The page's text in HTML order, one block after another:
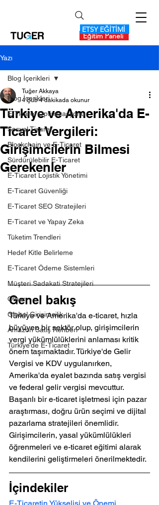
Eğitim Paneli
ETSY EĞİTİMİ
Yazı
Blog İçerikleri
E-Ticaret Optimizasyonu
Sosyal Ticaret
Blockchain ve E-Ticaret
Sürdürülebilir E-Ticaret
E-Ticaret Lojistik Yönetimi
E-Ticaret Güvenliği
E-Ticaret SEO Stratejileri
E-Ticaret ve Yapay Zeka
Tüketim Trendleri
Hedef Kitle Belirleme
E-Ticaret Ödeme Sistemleri
Müşteri Sadakati Stratejileri
Other
Global Girişimcilik
Amazon Satış Rehberi
Türkiye’de E-Ticaret
Blog İçerikleri
Türkiye ve Amerika'da E-
Ticaret Vergileri:
Girişimcilerin Bilmesi
Gerekenler
Tuğer Akkaya
4 Şub 4 dakikada okunur
Genel bakış
Türkiye ve Amerika'da e-ticaret, hızla
büyüyen bir sektör olup, girişimcilerin
vergi yükümlülüklerini anlaması kritik
önem taşımaktadır. Türkiye'de Gelir
Vergisi ve KDV uygulanırken,
Amerika'da eyalet bazında satış vergisi
ve federal gelir vergisi mevcuttur.
Başarılı bir e-ticaret işletmesi için pazar
araştırması, doğru ürün seçimi ve dijital
pazarlama stratejileri önemlidir.
Girişimcilerin, yasal yükümlülükleri
öğrenmeleri ve e-ticaret eğitimi alarak
kendilerini geliştirmeleri önerilmektedir.
İçindekiler